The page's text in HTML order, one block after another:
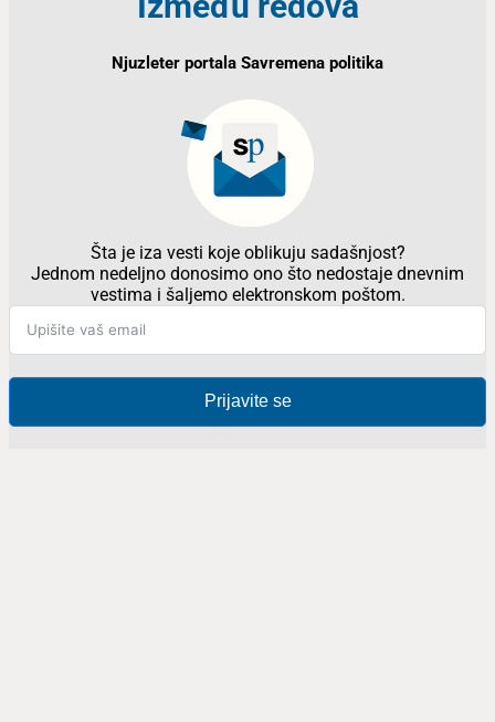
Njuzleter portala Savremena politika
Šta je iza vesti koje oblikuju sadašnjost?
Jednom nedeljno donosimo ono što nedostaje dnevnim
vestima i šaljemo elektronskom poštom.
Prijavite se